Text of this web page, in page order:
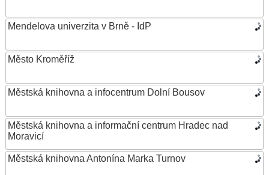
Mendelova univerzita v Brně - IdP
Město Kroměříž
Městská knihovna a infocentrum Dolní Bousov
Městská knihovna a informační centrum Hradec nad
Moravicí
Městská knihovna Antonína Marka Turnov